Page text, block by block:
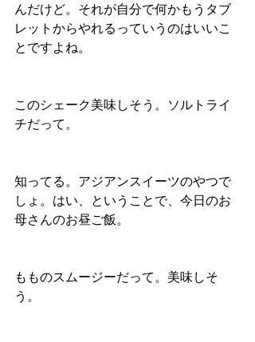
んだけど。それが自分で何かもうタブ
レットからやれるっていうのはいいこ
とですよね。
このシェーク美味しそう。ソルトライ
チだって。
知ってる。アジアンスイーツのやつで
しょ。はい、ということで、今日のお
母さんのお昼ご飯。
もものスムージーだって。美味しそ
う。